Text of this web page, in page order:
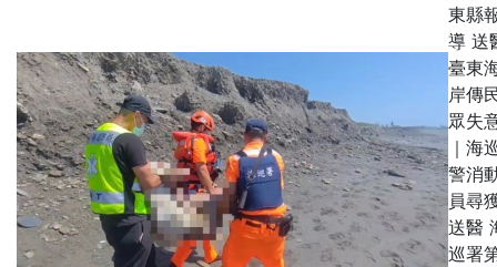
東縣
導 送
臺東
岸傳
眾失
｜海
警消
員尋
送醫
巡署